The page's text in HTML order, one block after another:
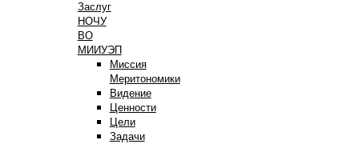
Заслуг
НОЧУ
ВО
МИИУЭП
Миссия
Меритономики
Видение
Ценности
Цели
Задачи